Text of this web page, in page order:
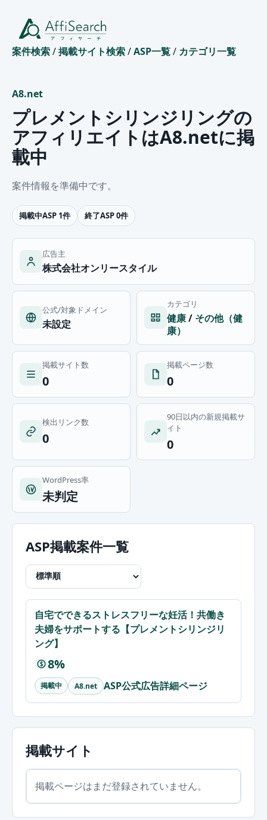
案件検索/掲載サイト検索/ASP一覧/ カテゴリ一覧
A8.net
プレメントシリンジリングの
アフィリエイトはA8.netに掲
載中
案件情報を準備中です。
掲載中ASP 1件 終了ASP 0件
広告主
株式会社オンリースタイル
公式/対象ドメイン
未設定
カテゴリ
健康/ その他（健
康）
掲載サイト数
0
掲載ページ数
0
検出リンク数
0
90日以内の新規掲載サ
イト
0
WordPress率
未判定
ASP掲載案件一覧
自宅でできるストレスフリーな妊活！共働き
夫婦をサポートする【プレメントシリンジリ
ング】
$ 8%
掲載中 A8.net ASP公式広告詳細ページ
掲載サイト
掲載ページはまだ登録されていません。